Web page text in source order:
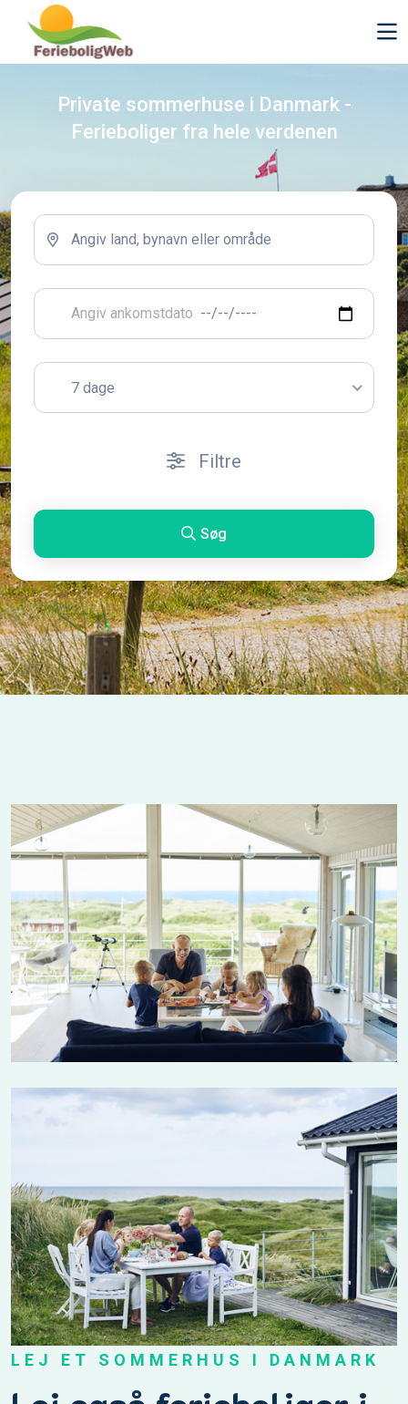
Private sommerhuse i Danmark -
Ferieboliger fra hele verdenen
7 dage
Filtre
Søg
LEJ ET SOMMERHUS I DANMARK